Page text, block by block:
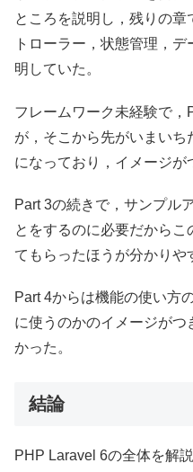
ところを説明し，残りの
トローラー，状態管理，
明していた。
フレームワーク未経験で
が，そこから先がいまい
になっており，イメージが
Part 3の続きで，サンプル
とをするのに必要だから
てもらったほうが分かりや
Part 4からは機能の使い方
に使うのかのイメージが
かった。
結論
PHP Laravel 6の全体を解